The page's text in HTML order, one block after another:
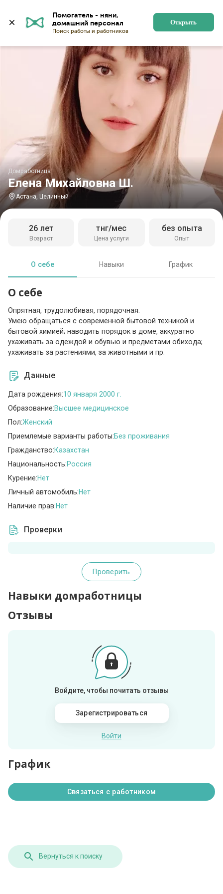
Помогатель - няни,
Поиск работы и работников
Открыть
Елена Михайловна Ш.
Домработница
Астана, Целинный
Возраст
26 лет
Цена услуги
тнг/мес
Опыт
без опыта
О себе Навыки График
О себе
Опрятная, трудолюбивая, порядочная.
Умею обращаться с современной бытовой техникой и
бытовой химией; наводить порядок в доме, аккуратно
ухаживать за одеждой и обувью и предметами обихода;
ухаживать за растениями, за животными и пр.
Данные
Дата рождения:10 января 2000 г.
Образование:Высшее медицинское
Пол:Женский
Приемлемые варианты работы:Без проживания
Гражданство:Казахстан
Национальность:Россия
Курение:Нет
Личный автомобиль:Нет
Наличие прав:Нет
Проверки
Проверить
Навыки домработницы
Отзывы
Войдите, чтобы почитать отзывы
Зарегистрироваться
Войти
График
Связаться с работником
Вернуться к поиску